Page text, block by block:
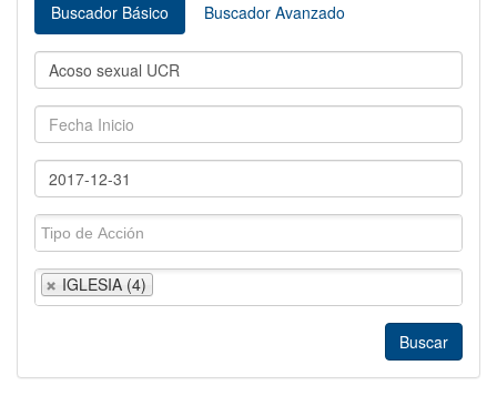
Buscador Básico Buscador Avanzado
IGLESIA (4)